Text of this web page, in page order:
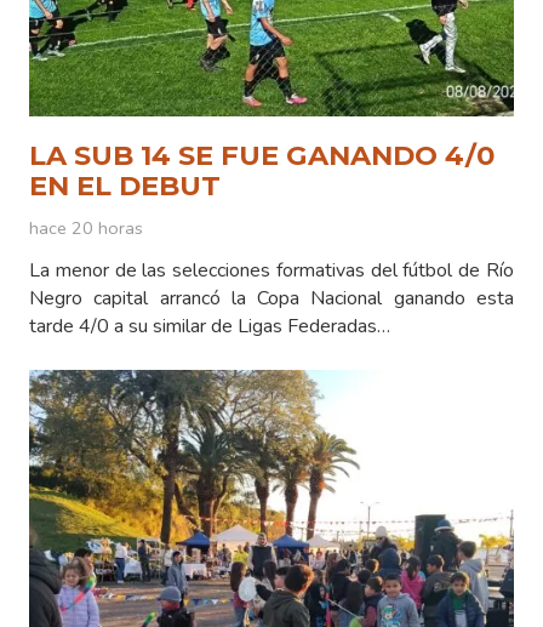
LA SUB 14 SE FUE GANANDO 4/0
EN EL DEBUT
hace 20 horas
La menor de las selecciones formativas del fútbol de Río
Negro capital arrancó la Copa Nacional ganando esta
tarde 4/0 a su similar de Ligas Federadas…